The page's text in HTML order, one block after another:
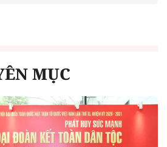
MỤC